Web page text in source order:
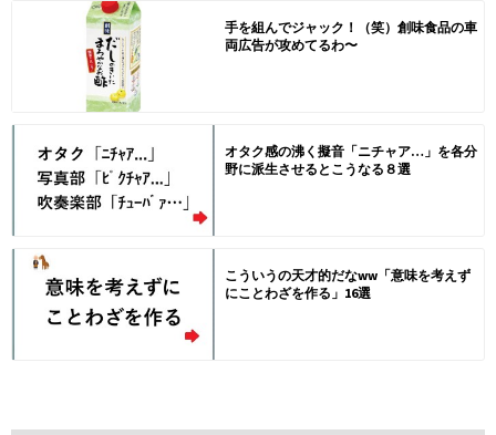
手を組んでジャック！（笑）創味食品の車
両広告が攻めてるわ〜
オタク感の沸く擬音「ニチャア…」を各分
野に派生させるとこうなる８選
こういうの天才的だなww「意味を考えず
にことわざを作る」16選